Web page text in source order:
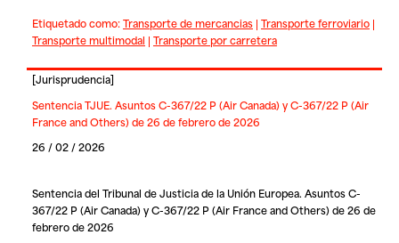
Etiquetado como:Transporte de mercancias| Transporte ferroviario|
Transporte multimodal | Transporte por carretera
[Jurisprudencia]
Sentencia TJUE. Asuntos C-367/22 P (Air Canada) y C-367/22 P (Air
France and Others) de 26 de febrero de 2026
26 / 02 / 2026
Sentencia del Tribunal de Justicia de la Unión Europea. Asuntos C-
367/22 P (Air Canada) y C-367/22 P (Air France and Others) de 26 de
febrero de 2026